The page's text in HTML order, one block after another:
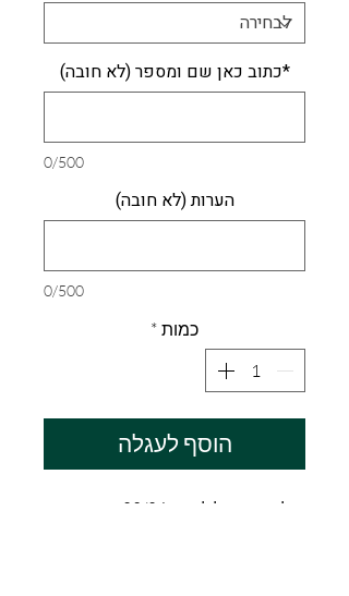
*כתוב כאן שם ומספר (לא חובה)
0/500
הערות (לא חובה)
0/500
כמות *
הוסף לעגלה